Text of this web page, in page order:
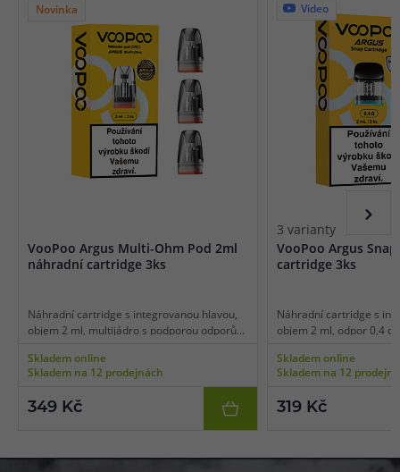
Novinka
VooPoo Argus Multi-Ohm Pod 2ml
náhradní cartridge 3ks
Náhradní cartridge s integrovanou hlavou,
objem 2 ml, multijádro s podporou odporů
boční plnění, vhodné pro MTL/RDL vaping,
3ks v balení.
Skladem online
Skladem na 12 prodejnách
349 Kč
Video
3 varianty
VooPoo Argus
cartridge 3ks
Náhradní cartridge s
objem 2 ml, odpor 0,4
pro MTL a RDL vaping,
Skladem online
Skladem na 12
319 Kč